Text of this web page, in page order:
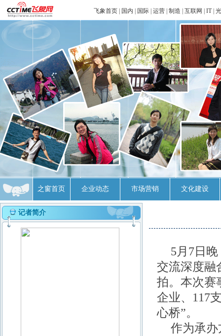
飞象首页 国内 国际 运营 制造 互联网 IT|
之窗首页 企业动态 市场营销 文化建设
记者简介
5月7日
交流深度融
拍。本次赛
企业、117
心桥”。
作为承